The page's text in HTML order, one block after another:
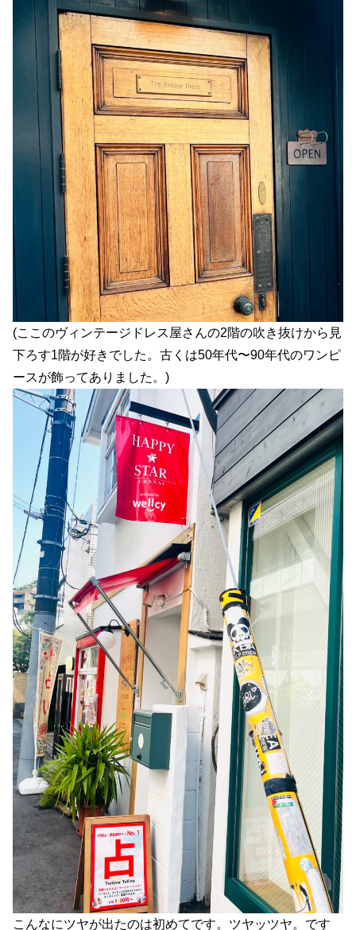
(ここのヴィンテージドレス屋さんの2階の吹き抜けから見
下ろす1階が好きでした。古くは50年代〜90年代のワンピ
ースが飾ってありました。)
こんなにツヤが出たのは初めてです。ツヤッツヤ。です